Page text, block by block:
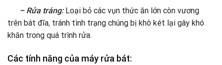
– Rửa tráng:Loại bỏ các vụn thức ăn lớn còn vương
trên bát đĩa, tránh tình trạng chúng bị khô két lại gây khó
khăn trong quá trình rửa.
Các tính năng của máy rửa bát: